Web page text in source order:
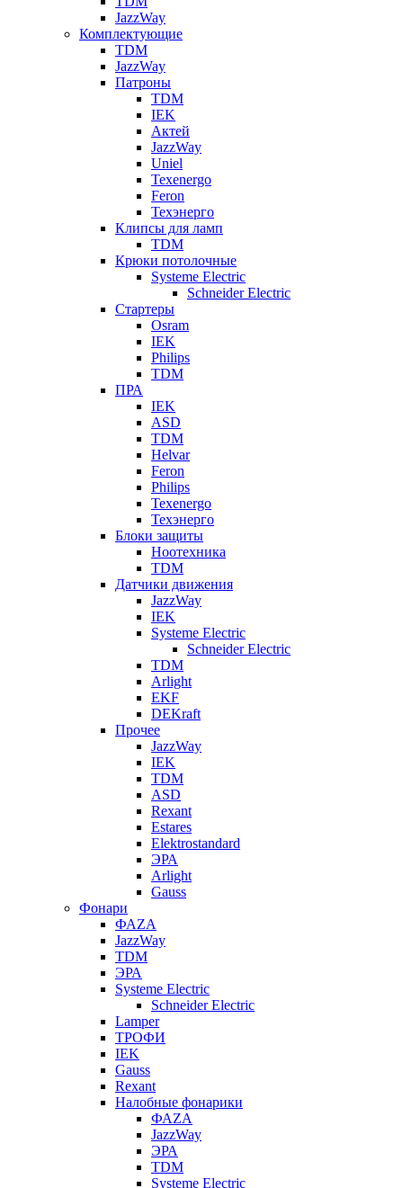
JazzWay
Комплектующие
TDM
JazzWay
Патроны
TDM
IEK
Актей
JazzWay
Uniel
Texenergo
Feron
Техэнерго
Клипсы для ламп
TDM
Крюки потолочные
Systeme Electric
Schneider Electric
Стартеры
Osram
IEK
Philips
TDM
ПРА
IEK
ASD
TDM
Helvar
Feron
Philips
Texenergo
Техэнерго
Блоки защиты
Ноотехника
TDM
Датчики движения
JazzWay
IEK
Systeme Electric
Schneider Electric
TDM
Arlight
EKF
DEKraft
Прочее
JazzWay
IEK
TDM
ASD
Rexant
Estares
Elektrostandard
ЭРА
Arlight
Gauss
Фонари
ФАZА
JazzWay
TDM
ЭРА
Systeme Electric
Schneider Electric
Lamper
ТРОФИ
IEK
Gauss
Rexant
Налобные фонарики
ФАZА
JazzWay
ЭРА
TDM
Systeme Electric